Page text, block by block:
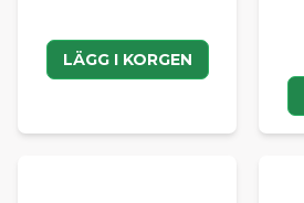
LÄGG I KORGEN